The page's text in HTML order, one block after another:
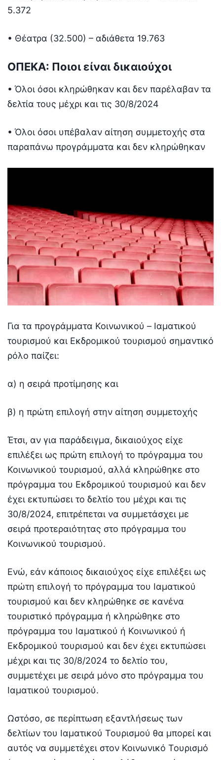
5.372
• Θέατρα (32.500) – αδιάθετα 19.763
ΟΠΕΚΑ: Ποιοι είναι δικαιούχοι
• Όλοι όσοι κληρώθηκαν και δεν παρέλαβαν τα
δελτία τους μέχρι και τις 30/8/2024
• Όλοι όσοι υπέβαλαν αίτηση συμμετοχής στα
παραπάνω προγράμματα και δεν κληρώθηκαν
Για τα προγράμματα Κοινωνικού – Ιαματικού
τουρισμού και Εκδρομικού τουρισμού σημαντικό
ρόλο παίζει:
α) η σειρά προτίμησης και
β) η πρώτη επιλογή στην αίτηση συμμετοχής
Έτσι, αν για παράδειγμα, δικαιούχος είχε
επιλέξει ως πρώτη επιλογή το πρόγραμμα του
Κοινωνικού τουρισμού, αλλά κληρώθηκε στο
πρόγραμμα του Εκδρομικού τουρισμού και δεν
έχει εκτυπώσει το δελτίο του μέχρι και τις
30/8/2024, επιτρέπεται να συμμετάσχει με
σειρά προτεραιότητας στο πρόγραμμα του
Κοινωνικού τουρισμού.
Ενώ, εάν κάποιος δικαιούχος είχε επιλέξει ως
πρώτη επιλογή το πρόγραμμα του Ιαματικού
τουρισμού και δεν κληρώθηκε σε κανένα
τουριστικό πρόγραμμα ή κληρώθηκε στο
πρόγραμμα του Ιαματικού ή Κοινωνικού ή
Εκδρομικού τουρισμού και δεν έχει εκτυπώσει
μέχρι και τις 30/8/2024 το δελτίο του,
συμμετέχει με σειρά μόνο στο πρόγραμμα του
Ιαματικού τουρισμού.
Ωστόσο, σε περίπτωση εξαντλήσεως των
δελτίων του Ιαματικού Τουρισμού θα μπορεί και
αυτός να συμμετέχει στον Κοινωνικό Τουρισμό